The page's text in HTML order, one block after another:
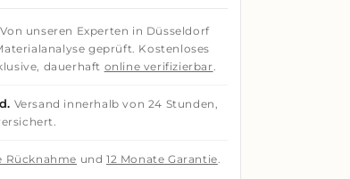
Von unseren Experten in Düsseldorf
geprüft. Kostenloses
dauerhaft online verifizierbar.
Versand innerhalb von 24 Stunden,
Rücknahme und12 Monate Garantie.